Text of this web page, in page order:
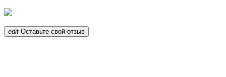
edit Оставьте свой отзыв